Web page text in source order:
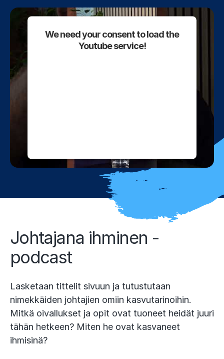
We need your consent to load the
Youtube service!
Powered byUsercentrics Consent
Management Platform
Johtajana ihminen -
podcast
Lasketaan tittelit sivuun ja tutustutaan
nimekkäiden johtajien omiin kasvutarinoihin.
Mitkä oivallukset ja opit ovat tuoneet heidät juuri
tähän hetkeen? Miten he ovat kasvaneet
ihmisinä?